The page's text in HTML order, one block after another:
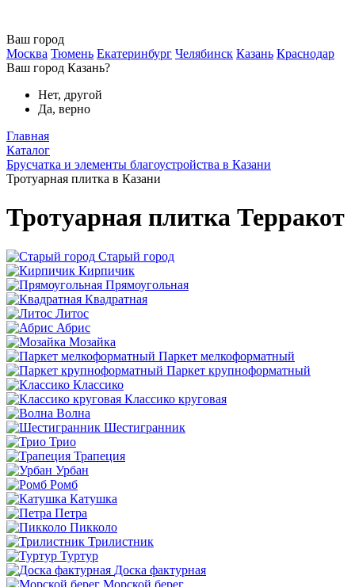
Ваш город
Москва Тюмень Екатеринбург Челябинск Казань Краснодар
Ваш город Казань?
Нет, другой
Да, верно
Главная
Каталог
Брусчатка и элементы благоустройства в Казани
Тротуарная плитка в Казани
Тротуарная плитка Терракот
Старый город
Кирпичик
Прямоугольная
Квадратная
Литос
Абрис
Мозайка
Паркет мелкоформатный
Паркет крупноформатный
Классико
Классико круговая
Волна
Шестигранник
Трио
Трапеция
Урбан
Ромб
Катушка
Петра
Пикколо
Трилистник
Туртур
Доска фактурная
Морской берег